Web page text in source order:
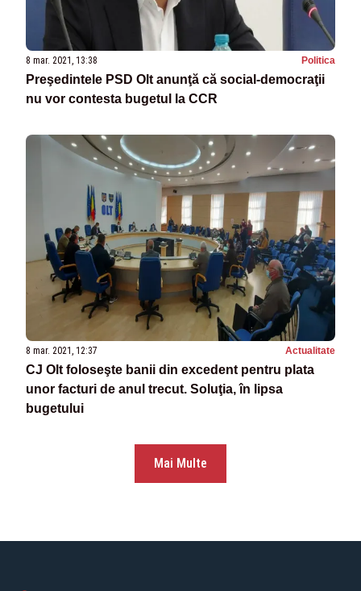
8 mar. 2021, 13:38 Politica
Preşedintele PSD Olt anunţă că social-democraţii
nu vor contesta bugetul la CCR
8 mar. 2021, 12:37 Actualitate
CJ Olt foloseşte banii din excedent pentru plata
unor facturi de anul trecut. Soluţia, în lipsa
bugetului
Mai Multe